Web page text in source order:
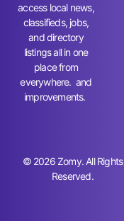
access local news,
classifieds, jobs,
and directory
listings all in one
place from
everywhere. and
improvements.
© 2026 Zomy. All Rights
Reserved.